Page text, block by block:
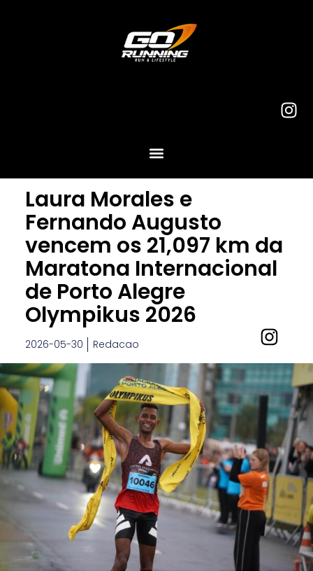
Laura Morales e
Fernando Augusto
vencem os 21,097 km da
Maratona Internacional
de Porto Alegre
Olympikus 2026
2026-05-30 Redacao